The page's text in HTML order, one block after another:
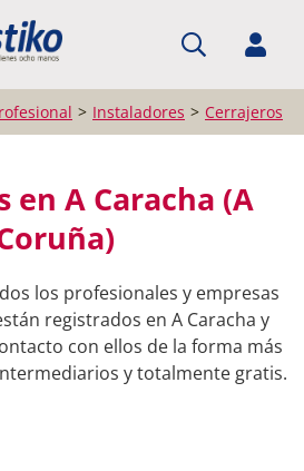
Instaladores Cerrajeros
en A Caracha (A
los profesionales y empresas
registrados en A Caracha y
con ellos de la forma más
y totalmente gratis.